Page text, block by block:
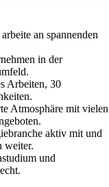
an spannenden
in der
Arbeiten, 30
Atmosphäre mit vielen
aktiv mit und
weiter.
und